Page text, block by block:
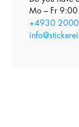
Mo – Fr
+4930